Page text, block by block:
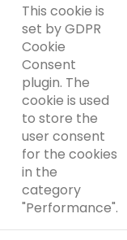
This cookie is
set by GDPR
Cookie
Consent
plugin. The
cookie is used
to store the
user consent
for the cookies
in the
category
"Performance".